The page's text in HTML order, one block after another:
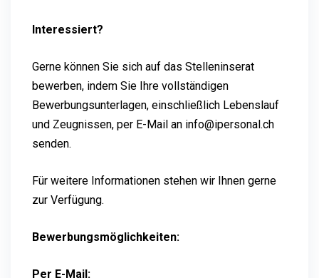
Interessiert?
Gerne können Sie sich auf das Stelleninserat
bewerben, indem Sie Ihre vollständigen
Bewerbungsunterlagen, einschließlich Lebenslauf
und Zeugnissen, per E-Mail an info@ipersonal.ch
senden.
Für weitere Informationen stehen wir Ihnen gerne
zur Verfügung.
Bewerbungsmöglichkeiten:
Per E-Mail: